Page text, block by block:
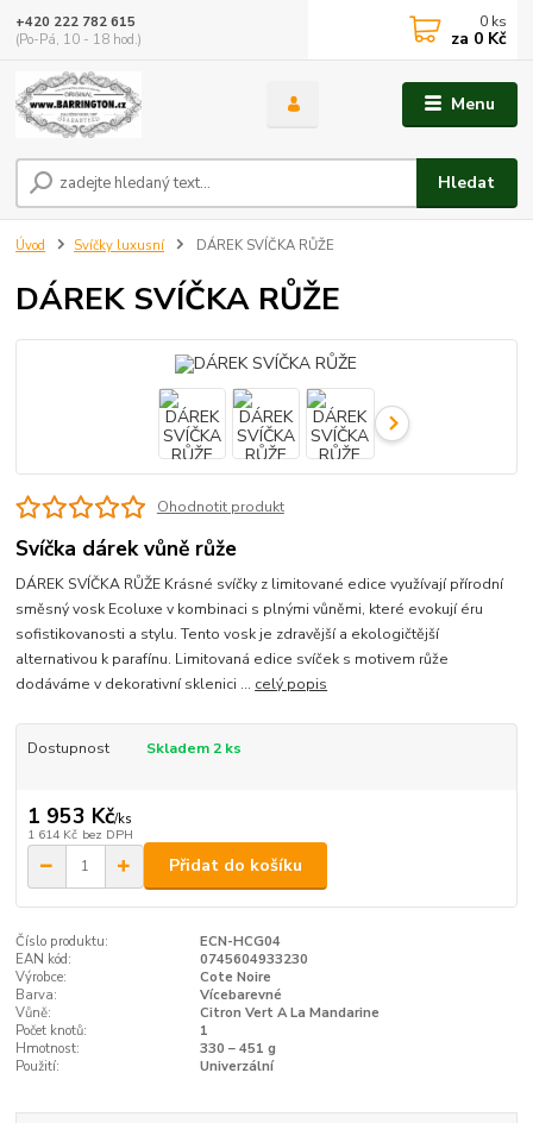
Menu
Hledat
+420 222 782 615
(Po-Pá, 10 - 18 hod.)
0 ks
za 0 Kč
Úvod Svíčky luxusní DÁREK SVÍČKA RŮŽE
DÁREK SVÍČKA RŮŽE
Ohodnotit produkt
Svíčka dárek vůně růže
DÁREK SVÍČKA RŮŽE Krásné svíčky z limitované edice využívají přírodní
směsný vosk Ecoluxe v kombinaci s plnými vůněmi, které evokují éru
sofistikovanosti a stylu. Tento vosk je zdravější a ekologičtější
alternativou k parafínu. Limitovaná edice svíček s motivem růže
dodáváme v dekorativní sklenici ... celý popis
Dostupnost Skladem 2 ks
1 953 Kč/ks
1 614 Kč bez DPH
Přidat do košíku
Číslo produktu:
ECN-HCG04
EAN kód:
0745604933230
Výrobce:
Cote Noire
Barva:
Vícebarevné
Vůně:
Citron Vert A La Mandarine
Počet knotů:
1
Hmotnost:
330 – 451 g
Použití:
Univerzální